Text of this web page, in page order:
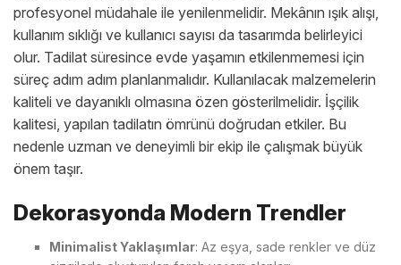
profesyonel müdahale ile yenilenmelidir. Mekânın ışık alışı,
kullanım sıklığı ve kullanıcı sayısı da tasarımda belirleyici
olur. Tadilat süresince evde yaşamın etkilenmemesi için
süreç adım adım planlanmalıdır. Kullanılacak malzemelerin
kaliteli ve dayanıklı olmasına özen gösterilmelidir. İşçilik
kalitesi, yapılan tadilatın ömrünü doğrudan etkiler. Bu
nedenle uzman ve deneyimli bir ekip ile çalışmak büyük
önem taşır.
Dekorasyonda Modern Trendler
Minimalist Yaklaşımlar: Az eşya, sade renkler ve düz